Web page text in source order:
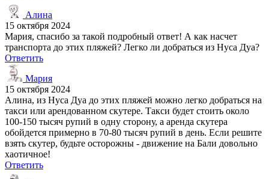
Алина
15 октября 2024
Мария, спасибо за такой подробный ответ! А как насчет
транспорта до этих пляжей? Легко ли добраться из Нуса Дуа?
Ответить
Мария
15 октября 2024
Алина, из Нуса Дуа до этих пляжей можно легко добраться на
такси или арендованном скутере. Такси будет стоить около
100-150 тысяч рупий в одну сторону, а аренда скутера
обойдется примерно в 70-80 тысяч рупий в день. Если решите
взять скутер, будьте осторожны - движение на Бали довольно
хаотичное!
Ответить